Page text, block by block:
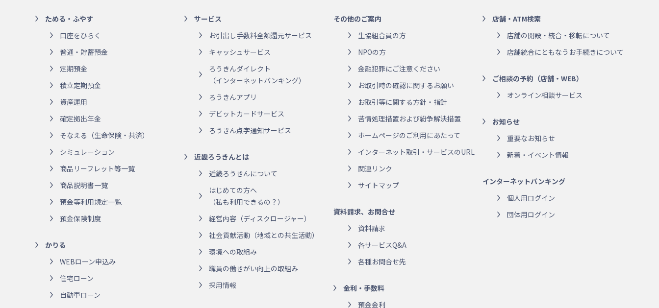
ためる・ふやす
口座をひらく
普通・貯蓄預金
定期預金
積立定期預金
資産運用
確定拠出年金
そなえる（生命保険・共済）
シミュレーション
商品リーフレット等一覧
商品説明書一覧
預金等利用規定一覧
預金保険制度
かりる
WEBローン申込み
住宅ローン
自動車ローン
サービス
お引出し手数料全額還元サービス
キャッシュサービス
ろうきんダイレクト
（インターネットバンキング）
ろうきんアプリ
デビットカードサービス
ろうきん点字通知サービス
近畿ろうきんとは
近畿ろうきんについて
はじめての方へ
（私も利用できるの？）
経営内容（ディスクロージャー）
社会貢献活動（地域との共生活動）
環境への取組み
職員の働きがい向上の取組み
採用情報
その他のご案内
生協組合員の方
NPOの方
金融犯罪にご注意ください
お取引時の確認に関するお願い
お取引等に関する方針・指針
苦情処理措置および紛争解決措置
ホームページのご利用にあたって
インターネット取引・サービスのURL
関連リンク
サイトマップ
資料請求、お問合せ
資料請求
各サービスQ&A
各種お問合せ先
金利・手数料
預金金利
店舗・ATM検索
店舗の開設・統合・移転について
店舗統合にともなうお手続きについて
ご相談の予約（店舗・WEB）
オンライン相談サービス
お知らせ
重要なお知らせ
新着・イベント情報
インターネットバンキング
個人用ログイン
団体用ログイン